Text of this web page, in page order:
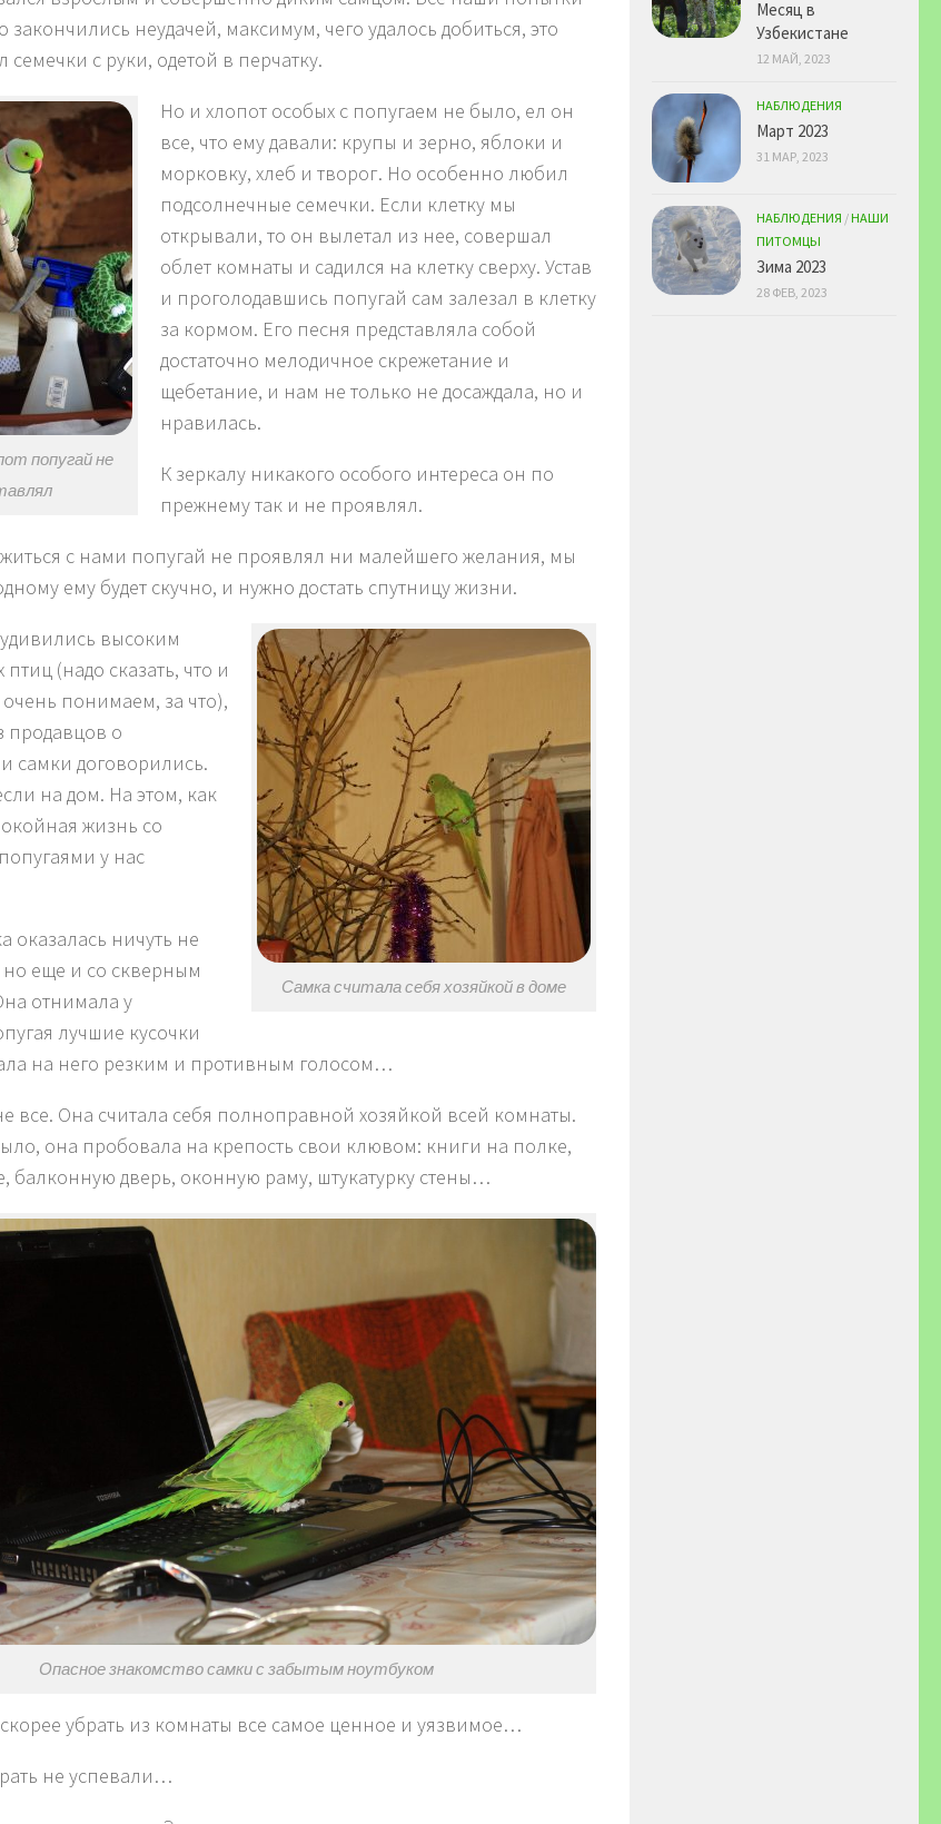
закончились неудачей, максимум, чего удалось добиться, это
семечки с руки, одетой в перчатку.
попугай не
Но и хлопот особых с попугаем не было, ел он
все, что ему давали: крупы и зерно, яблоки и
морковку, хлеб и творог. Но особенно любил
подсолнечные семечки. Если клетку мы
открывали, то он вылетал из нее, совершал
облет комнаты и садился на клетку сверху. Устав
и проголодавшись попугай сам залезал в клетку
за кормом. Его песня представляла собой
достаточно мелодичное скрежетание и
щебетание, и нам не только не досаждала, но и
нравилась.
К зеркалу никакого особого интереса он по
прежнему так и не проявлял.
с нами попугай не проявлял ни малейшего желания, мы
ему будет скучно, и нужно достать спутницу жизни.
Самка считала себя хозяйкой в доме
высоким
(надо сказать, что и
понимаем, за что),
продавцов о
самки договорились.
на дом. На этом, как
жизнь со
у нас
оказалась ничуть не
еще и со скверным
отнимала у
лучшие кусочки
на него резким и противным голосом…
все. Она считала себя полноправной хозяйкой всей комнаты.
она пробовала на крепость свои клювом: книги на полке,
балконную дверь, оконную раму, штукатурку стены…
Опасное знакомство самки с забытым ноутбуком
убрать из комнаты все самое ценное и уязвимое…
не успевали…
Месяц в
Узбекистане
12 МАЙ, 2023
НАБЛЮДЕНИЯ
Март 2023
31 МАР, 2023
НАБЛЮДЕНИЯ /НАШИ
ПИТОМЦЫ
Зима 2023
28 ФЕВ, 2023